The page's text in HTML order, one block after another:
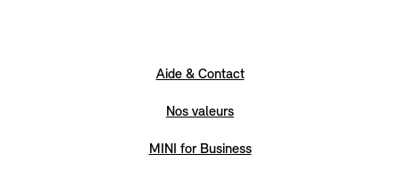
Aide & Contact
Nos valeurs
MINI for Business